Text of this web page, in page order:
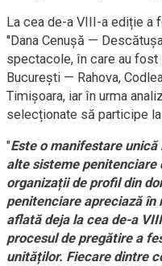
La cea de-a VIII-a ediție a
''Dana Cenușă —
spectacole, în care au
București — Rahova,
Timișoara, iar în urma
selecționate să participe
"Este o manifestare
alte sisteme penitenciare
organizații de profil din
penitenciare apreciază
aflată deja la cea de-a
procesul de pregătire a
unităților. Fiecare dintre